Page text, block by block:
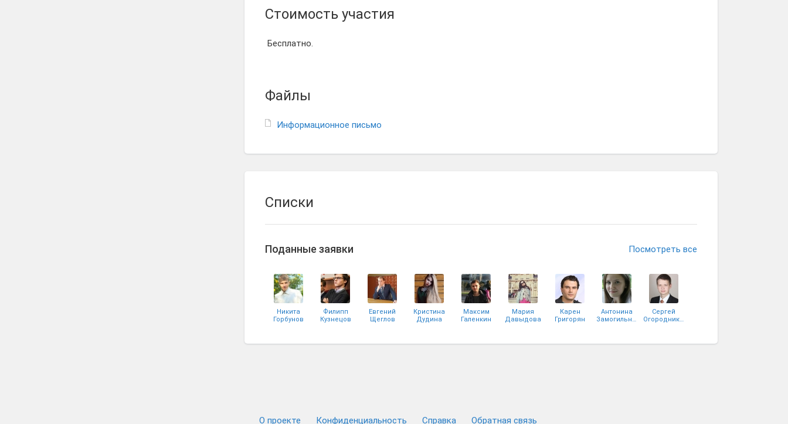
Стоимость участия
Бесплатно.
Файлы
Информационное письмо
Списки
Поданные заявки Посмотреть все
Никита
Горбунов
Филипп
Кузнецов
Евгений
Щеглов
Кристина
Дудина
Максим
Галенкин
Мария
Давыдова
Карен
Григорян
Антонина
Замогильная
Сергей
Огородников
О проекте Конфиденциальность Cправка Обратная связь